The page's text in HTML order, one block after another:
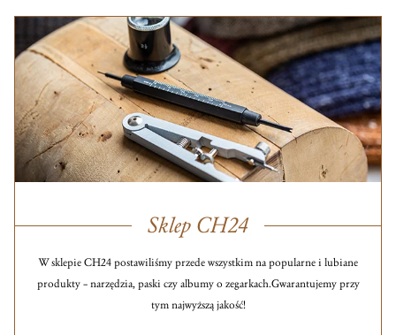
Sklep CH24
W sklepie CH24 postawiliśmy przede wszystkim na popularne i lubiane
produkty – narzędzia, paski czy albumy o zegarkach.Gwarantujemy przy
tym najwyższą jakość!